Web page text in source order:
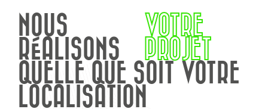
NOUS
RÉALISONS
VOTRE
PROJET
QUELLE QUE SOIT VOTRE
LOCALISATION